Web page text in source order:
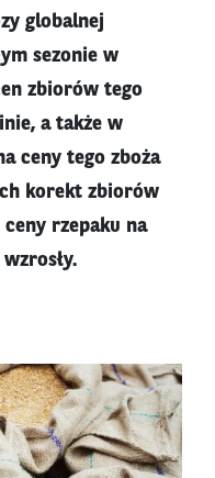
globalnej
sezonie w
zbiorów tego
a także w
ceny tego zboża
korekt zbiorów
rzepaku na